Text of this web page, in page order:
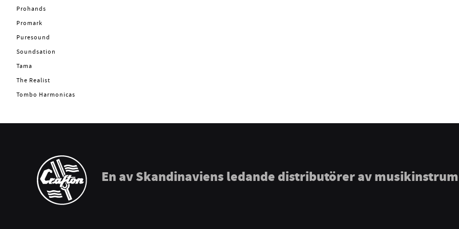
Prohands
Promark
Puresound
Soundsation
Tama
The Realist
Tombo Harmonicas
En av Skandinaviens ledande distributörer av